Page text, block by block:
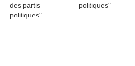
des partis
politiques"
politiques"